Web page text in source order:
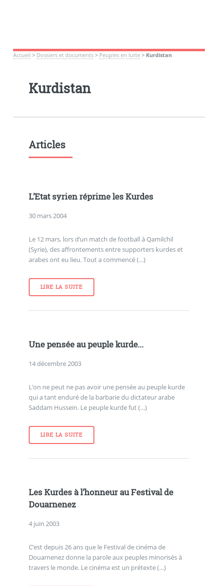
Accueil > Dossiers et documents> Peuples en lutte> Kurdistan
Kurdistan
Articles
L’Etat syrien réprime les Kurdes
30 mars 2004
Le 12 mars, lors d’un match de football à Qamilchil
(Syrie), des affrontements entre supporters kurdes et
arabes ont eu lieu. Tout a commencé (…)
LIRE LA SUITE
Une pensée au peuple kurde...
14 décembre 2003
L’on ne peut ne pas avoir une pensée au peuple kurde
qui a tant enduré de la barbarie du dictateur arabe
Saddam Hussein. Le peuple kurde fut (…)
LIRE LA SUITE
Les Kurdes à l’honneur au Festival de
Douarnenez
4 juin 2003
C’est depuis 26 ans que le Festival de cinéma de
Douarnenez donne la parole aux peuples minorisés à
travers le monde. Le cinéma est un prétexte (…)